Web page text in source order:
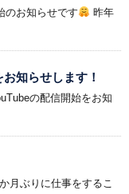
のお知らせです
昨年
知らせします！
の配信開始をお知
月ぶりに仕事をするこ